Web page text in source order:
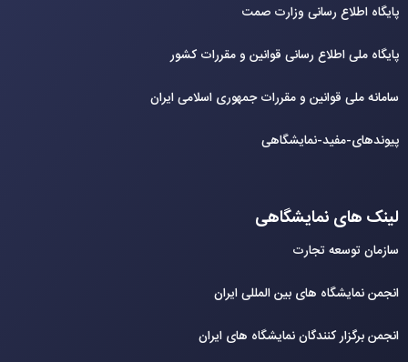
پایگاه اطلاع رسانی وزارت صمت
پایگاه ملی اطلاع رسانی قوانین و مقررات کشور
سامانه ملی قوانین و مقررات جمهوری اسلامی ایران
پیوندهای-مفید-نمایشگاهی
لینک های نمایشگاهی
سازمان توسعه تجارت
انجمن نمایشگاه های بین المللی ایران
انجمن برگزار کنندگان نمایشگاه های ایران